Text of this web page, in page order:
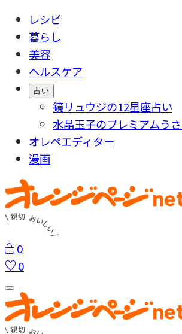
レシピ
暮らし
美容
ヘルスケア
占い
鏡リュウジの12星座占い
水晶玉子のプレミアムう
オレペエディター
漫画
0
0